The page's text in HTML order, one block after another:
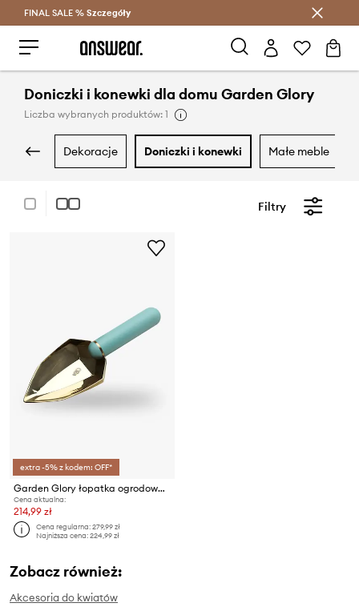
Oszczędzaj z Answear Club >
FINAL SALE % Szczegóły
Doniczki i konewki dla domu Garden Glory
Liczba wybranych produktów: 1
dekoracje doniczki i konewki małe meble
Filtry
extra -5% z kodem: OFF*
Garden Glory łopatka ogrodowa Spade Jade
Cena aktualna:
214,99 zł
Cena regularna:279,99 zł
Najniższa cena:224,99 zł
Zobacz również:
Akcesoria do kwiatów